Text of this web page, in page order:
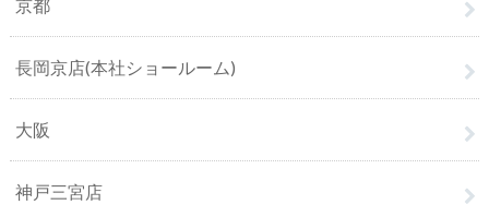
京都
長岡京店(本社ショールーム)
大阪
神戸三宮店